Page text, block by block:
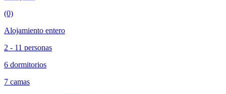
(0)
Alojamiento entero
2 - 11 personas
6 dormitorios
7 camas